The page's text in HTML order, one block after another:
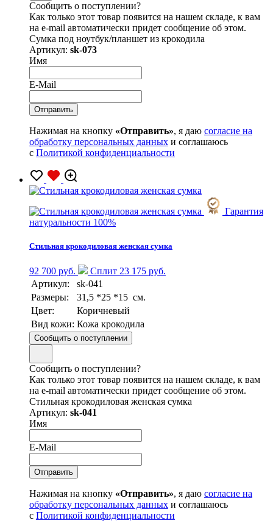
Сообщить о поступлении?
Как только этот товар появится на нашем складе, к вам
на e-mail автоматически придет сообщение об этом.
Сумка под ноутбук/планшет из крокодила
Артикул: sk-073
Имя
E-Mail
Нажимая на кнопку «Отправить», я даю согласие на
обработку персональных данных и соглашаюсь
с Политикой конфиденциальности
Гарантия
натуральности 100%
Стильная крокодиловая женская сумка
92 700 руб.
Сплит 23 175 руб.
Артикул:
sk-041
Размеры:
31,5 *25 *15 см.
Цвет:
Коричневый
Вид кожи: Кожа крокодила
Сообщить о поступлении
Сообщить о поступлении?
Как только этот товар появится на нашем складе, к вам
на e-mail автоматически придет сообщение об этом.
Стильная крокодиловая женская сумка
Артикул: sk-041
Имя
E-Mail
Нажимая на кнопку «Отправить», я даю согласие на
обработку персональных данных и соглашаюсь
с Политикой конфиденциальности